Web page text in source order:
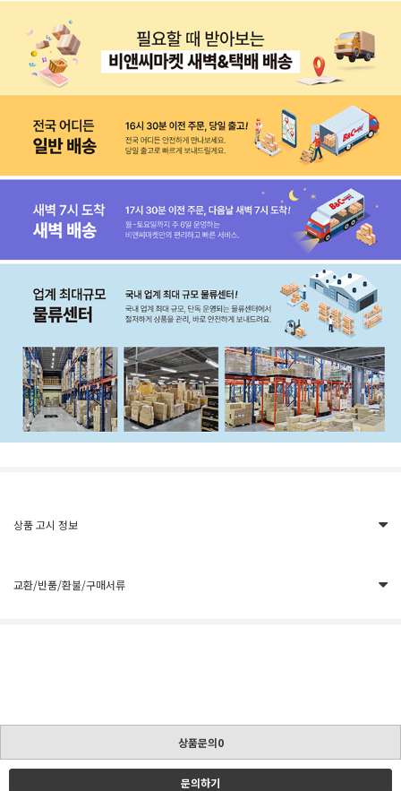
상품 고시 정보
교환/반품/환불/구매서류
상품문의0
문의하기